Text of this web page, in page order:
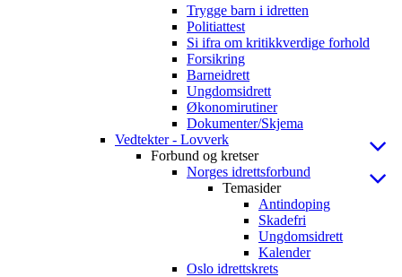
Trygge barn i idretten
Politiattest
Si ifra om kritikkverdige forhold
Forsikring
Barneidrett
Ungdomsidrett
Økonomirutiner
Dokumenter/Skjema
Vedtekter - Lovverk
Forbund og kretser
Norges idrettsforbund
Temasider
Antindoping
Skadefri
Ungdomsidrett
Kalender
Oslo idrettskrets